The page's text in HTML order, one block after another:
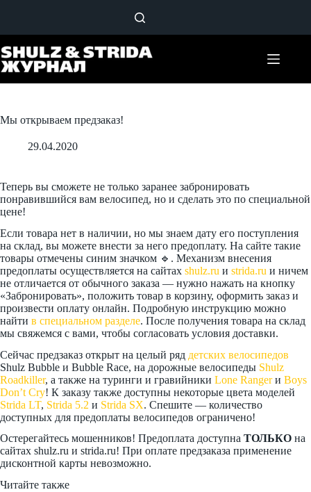
Мы открываем предзаказ!
29.04.2020
Теперь вы сможете не только заранее забронировать
понравившийся вам велосипед, но и сделать это по специальной
цене!
Если товара нет в наличии, но мы знаем дату его поступления
на склад, вы можете внести за него предоплату. На сайте такие
товары отмечены синим значком 🔹. Механизм внесения
предоплаты осуществляется на сайтах shulz.ru и strida.ru и ничем
не отличается от обычного заказа — нужно нажать на кнопку
«Забронировать», положить товар в корзину, оформить заказ и
произвести оплату онлайн. Подробную инструкцию можно
найти в специальном разделе. После получения товара на склад
мы свяжемся с вами, чтобы согласовать условия доставки.
Сейчас предзаказ открыт на целый ряд детских велосипедов
Shulz Bubble и Bubble Race, на дорожные велосипеды Shulz
Roadkiller, а также на туринги и гравийники Lone Rangerи Boys
Don’t Cry! К заказу также доступны некоторые цвета моделей
Strida LT, Strida 5.2 и Strida SX. Спешите — количество
доступных для предоплаты велосипедов ограничено!
Остерегайтесь мошенников! Предоплата доступна ТОЛЬКО на
сайтах shulz.ru и strida.ru! При оплате предзаказа применение
дисконтной карты невозможно.
Читайте также